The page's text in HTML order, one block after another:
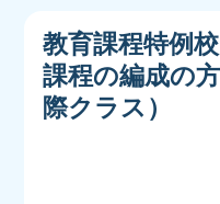
教育課程特例
課程の編成の
際クラス）